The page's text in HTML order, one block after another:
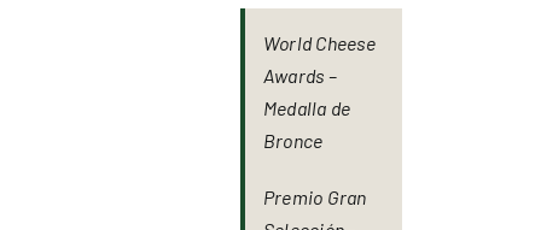
World Cheese
Awards –
Medalla de
Bronce
Premio Gran